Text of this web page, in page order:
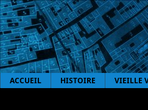
ACCUEIL HISTOIRE VIEILLE